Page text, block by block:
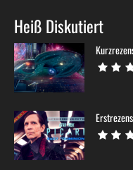
Heiß Diskutiert